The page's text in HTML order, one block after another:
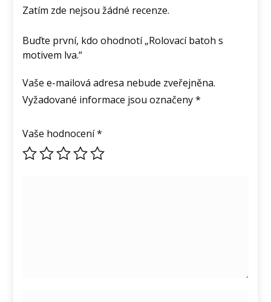
Zatím zde nejsou žádné recenze.
Buďte první, kdo ohodnotí „Rolovací batoh s
motivem lva.“
Vaše e-mailová adresa nebude zveřejněna.
Vyžadované informace jsou označeny*
Vaše hodnocení*